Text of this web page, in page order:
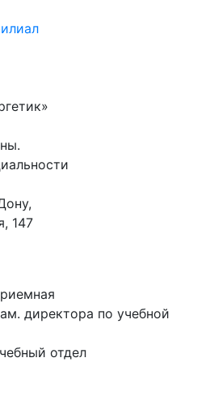
147
директора по учебной
отдел